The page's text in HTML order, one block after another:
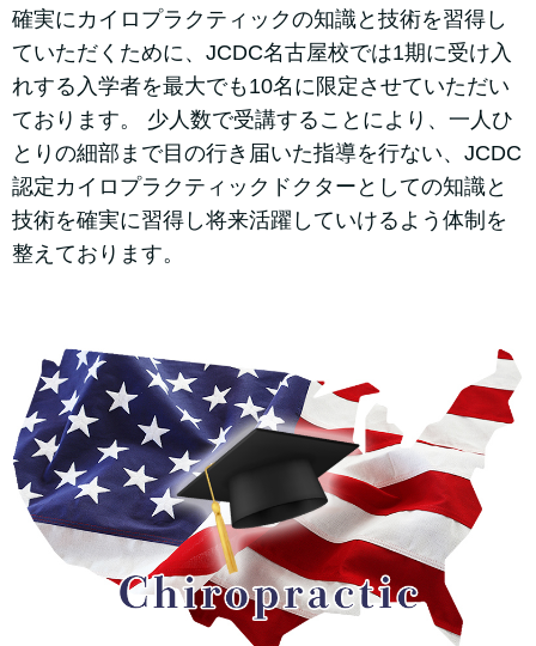
確実にカイロプラクティックの知識と技術を習得し
ていただくために、JCDC名古屋校では1期に受け入
れする入学者を最大でも10名に限定させていただい
ております。 少人数で受講することにより、一人ひ
とりの細部まで目の行き届いた指導を行ない、JCDC
認定カイロプラクティックドクターとしての知識と
技術を確実に習得し将来活躍していけるよう体制を
整えております。